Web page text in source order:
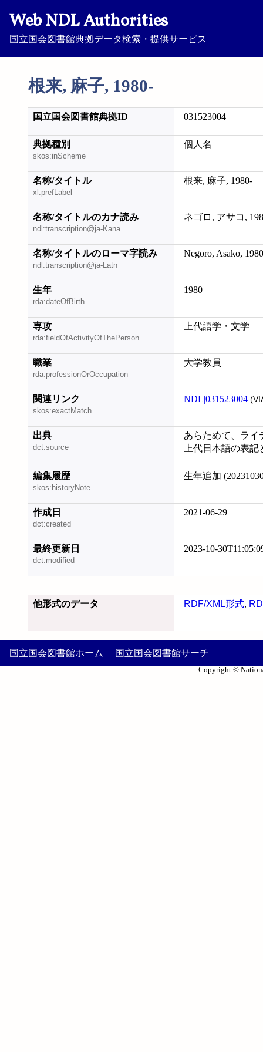
Web NDL Authorities
国立国会図書館典拠データ検索・提供サービス
根来, 麻子, 1980-
国立国会図書館典拠ID 031523004
典拠種別
skos:inScheme
個人名
名称/タイトル
xl:prefLabel
根来, 麻子, 1980-
名称/タイトルのカナ読み
ndl:transcription@ja-Kana
ネゴロ, アサコ,
名称/タイトルのローマ字読み
ndl:transcription@ja-Latn
Negoro, Asako,
生年
rda:dateOfBirth
1980
専攻
rda:fieldOfActivityOfThePerson
上代語学・文学
職業
rda:professionOrOccupation
大学教員
関連リンク
skos:exactMatch
NDL|031523004
出典
dct:source
あらためて、ライ
上代日本語の表
編集履歴
skos:historyNote
生年追加
作成日
dct:created
2021-06-29
最終更新日
dct:modified
2023-10-
他形式のデータ RDF/XML形式,
国立国会図書館ホーム 国立国会図書館サーチ
Copyright ©